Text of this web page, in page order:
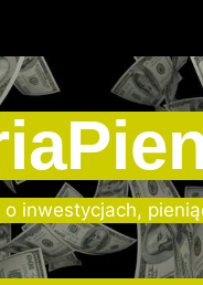
inwestycjach,